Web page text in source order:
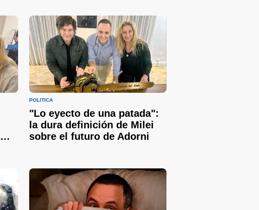
Sergio Berni
POLÍTICA
"Lo eyecto de una patada":
la dura definición de Milei
sobre el futuro de Adorni